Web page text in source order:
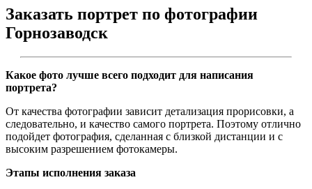
Заказать портрет по фотографии
Горнозаводск
Какое фото лучше всего подходит для написания
портрета?
От качества фотографии зависит детализация прорисовки, а
следовательно, и качество самого портрета. Поэтому отлично
подойдет фотография, сделанная с близкой дистанции и с
высоким разрешением фотокамеры.
Этапы исполнения заказа